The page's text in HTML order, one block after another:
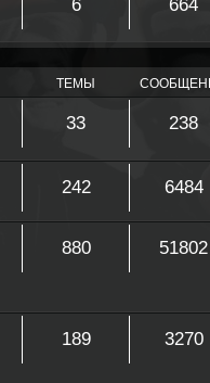
6 664
ТЕМЫ
33 238
242 6484
880 51802
189 3270